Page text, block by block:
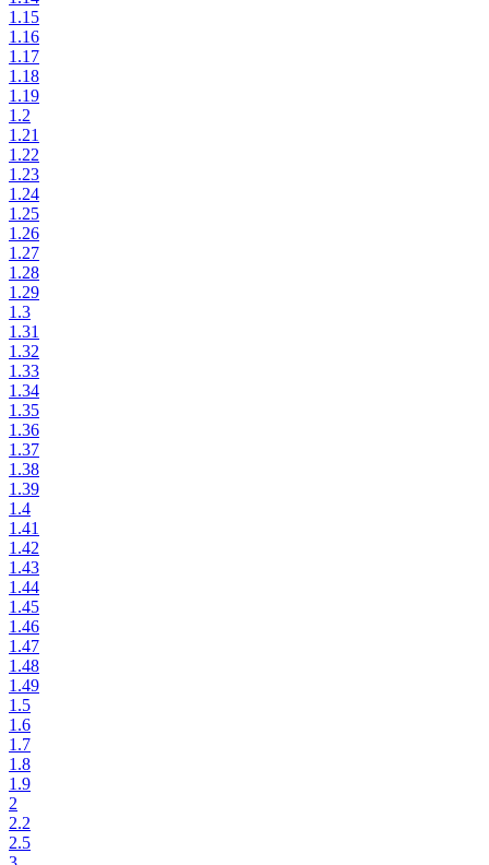
1.15
1.16
1.17
1.18
1.19
1.2
1.21
1.22
1.23
1.24
1.25
1.26
1.27
1.28
1.29
1.3
1.31
1.32
1.33
1.34
1.35
1.36
1.37
1.38
1.39
1.4
1.41
1.42
1.43
1.44
1.45
1.46
1.47
1.48
1.49
1.5
1.6
1.7
1.8
1.9
2
2.2
2.5